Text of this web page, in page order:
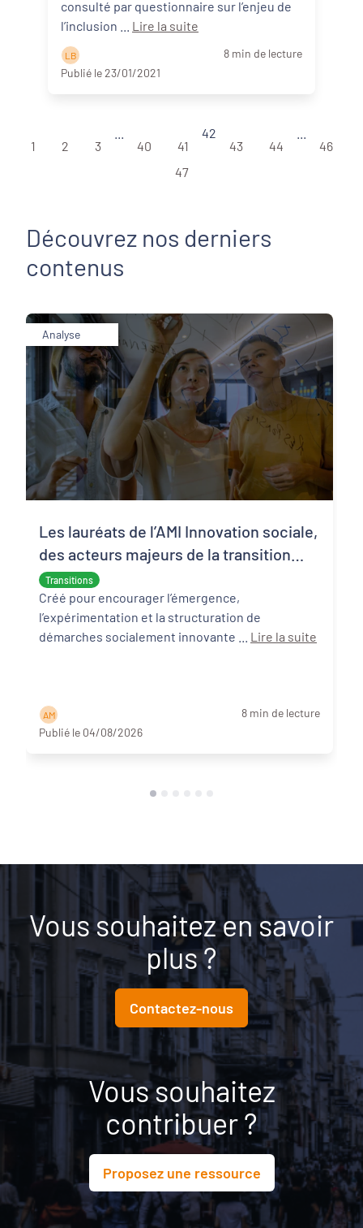
consulté par questionnaire sur l’enjeu de
Lire la suite
L B
8 min de lecture
Publié le 23/01/2021
1 2 3
40
41
42
43
44
46
47
Découvrez nos derniers
contenus
Analyse
Transitions
Les lauréats de l’AMI Innovation sociale,
des acteurs majeurs de la transition
écologique et sociale
Créé pour encourager l’émergence,
l’expérimentation et la structuration de
Lire la suite
A M
8 min de lecture
Publié le 04/08/2026
Vous souhaitez en savoir
plus ?
Contactez-nous
Vous souhaitez
contribuer ?
Proposez une ressource